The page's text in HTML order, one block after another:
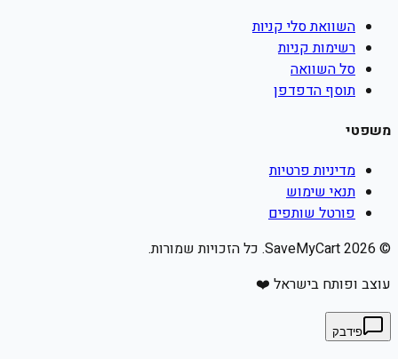
השוואת סלי קניות
רשימות קניות
סל השוואה
תוסף הדפדפן
משפטי
מדיניות פרטיות
תנאי שימוש
פורטל שותפים
©
2026
עוצב ופותח בישראל ❤️
פידבק